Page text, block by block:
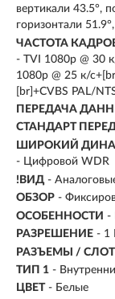
вертикали 43.5°,
горизонтали
ЧАСТОТА
- TVI 1080p @ 30
1080p @ 25 к/
[br]+CVBS PAL/
ПЕРЕДАЧА
СТАНДАРТ
ШИРОКИЙ
- Цифровой WDR
!ВИД -
ОБЗОР -
ОСОБЕННОСТИ -
РАЗРЕШЕНИЕ - 1
РАЗЪЕМЫ /
ТИП 1 -
ЦВЕТ - Белые